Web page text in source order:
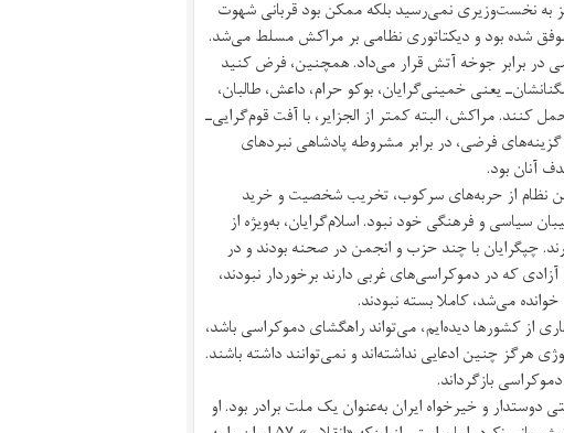
به نخست‌وزیری نمی‌رسید بلکه ممکن بود قربانی شهوت
شده بود و دیکتاتوری نظامی بر مراکش مسلط می‌شد.
در برابر جوخه آتش قرار می‌داد. همچنین، فرض کنید
یعنی خمینی‌گرایان، بوکو حرام، داعش، طالبان،
کنند. مراکش، البته کمتر از الجزایر، با آفت قوم‌گرایی‌ـ
گزینه‌های فرضی، در برابر مشروطه پادشاهی نبردهای
آنان بود.
نظام از حربه‌های سرکوب، تخریب شخصیت و خرید
سیاسی و فرهنگی خود نبود. اسلام‌گرایان، به‌ویژه از
چپگرایان با چند حزب و انجمن در صحنه بودند و در
که در دموکراسی‌های غربی دارند برخوردار نبودند،
می‌شد، کاملا بسته نبودند.
از کشورها دیده‌ایم، می‌تواند راهگشای دموکراسی باشد،
هرگز چنین ادعایی نداشته‌اند و نمی‌توانند داشته باشند.
بازگرداند.
و خیرخواه ایران به‌عنوان یک ملت برادر بود. او